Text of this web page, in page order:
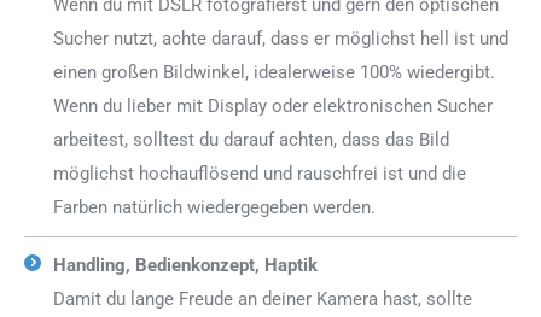
Wenn du mit DSLR fotografierst und gern den optischen
Sucher nutzt, achte darauf, dass er möglichst hell ist und
einen großen Bildwinkel, idealerweise 100% wiedergibt.
Wenn du lieber mit Display oder elektronischen Sucher
arbeitest, solltest du darauf achten, dass das Bild
möglichst hochauflösend und rauschfrei ist und die
Farben natürlich wiedergegeben werden.
Handling, Bedienkonzept, Haptik
Damit du lange Freude an deiner Kamera hast, sollte